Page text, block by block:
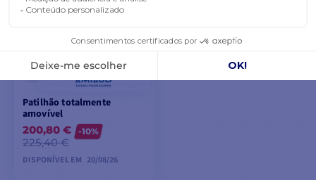
Patilhão totalmente
amovível
200,80 €
225,40 €
-10%
DISPONÍVEL EM 20/08/26